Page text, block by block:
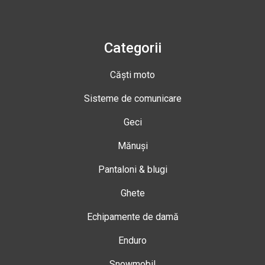
Categorii
Căști moto
Sisteme de comunicare
Geci
Mănuși
Pantaloni & blugi
Ghete
Echipamente de damă
Enduro